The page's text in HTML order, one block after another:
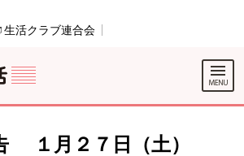
生活クラブ連合会
メニューです。
をスキップする
ここまで。
１月２７日（土）